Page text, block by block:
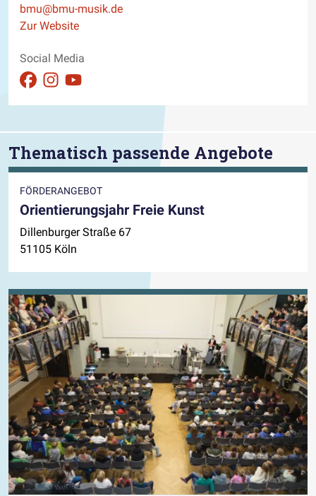
E-Mail
bmu@bmu-musik.de
Website
Zur Website
Social Media
Auftritt auf Facebook ansehen
Auftritt auf Instagram ansehen
Auftritt auf Youtube ansehen
Thematisch passende Angebote
FÖRDERANGEBOT
Orientierungsjahr Freie Kunst
Dillenburger Straße 67
51105 Köln